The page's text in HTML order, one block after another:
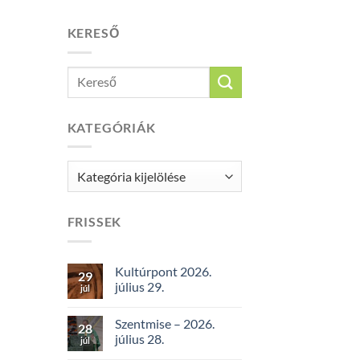
KERESŐ
KATEGÓRIÁK
Kategóriák
FRISSEK
29
júl
Kultúrpont 2026.
július 29.
28
júl
Szentmise – 2026.
július 28.